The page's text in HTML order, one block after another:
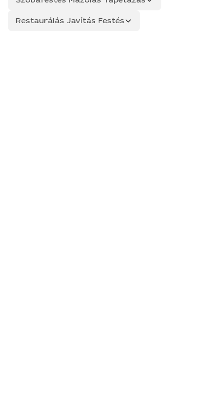
Restaurálás Javítás Festés